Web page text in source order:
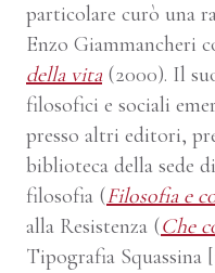
particolare curò una
Enzo Giammancheri
della vita(2000). Il
filosofici e sociali
presso altri editori,
biblioteca della sede
filosofia (Filosofia e
alla Resistenza (Che
Tipografia Squassina